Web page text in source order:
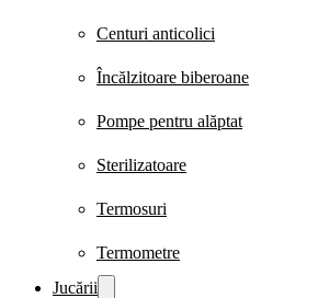
Centuri anticolici
Încălzitoare biberoane
Pompe pentru alăptat
Sterilizatoare
Termosuri
Termometre
Jucării